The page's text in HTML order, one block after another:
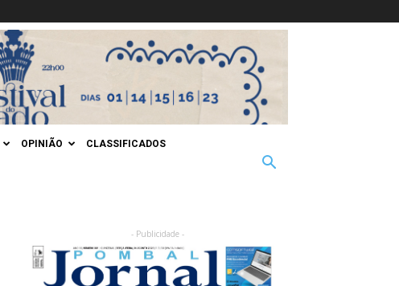
OPINIÃO CLASSIFICADOS
- Publicidade -